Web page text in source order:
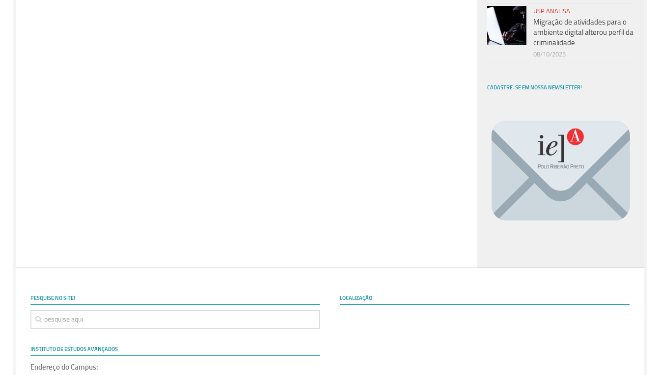
USP ANALISA
Migração de atividades para o
ambiente digital alterou perfil da
criminalidade
08/10/2025
CADASTRE-SE EM NOSSA NEWSLETTER!
PESQUISE NO SITE!
INSTITUTO DE ESTUDOS AVANÇADOS
Endereço do Campus:
LOCALIZAÇÃO